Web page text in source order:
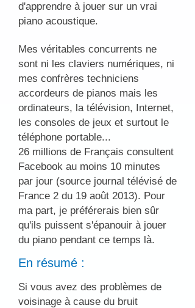
d'apprendre à jouer sur un vrai
piano acoustique.
Mes véritables concurrents ne
sont ni les claviers numériques, ni
mes confrères techniciens
accordeurs de pianos mais les
ordinateurs, la télévision, Internet,
les consoles de jeux et surtout le
téléphone portable...
26 millions de Français consultent
Facebook au moins 10 minutes
par jour (source journal télévisé de
France 2 du 19 août 2013). Pour
ma part, je préférerais bien sûr
qu'ils puissent s'épanouir à jouer
du piano pendant ce temps là.
En résumé :
Si vous avez des problèmes de
voisinage à cause du bruit